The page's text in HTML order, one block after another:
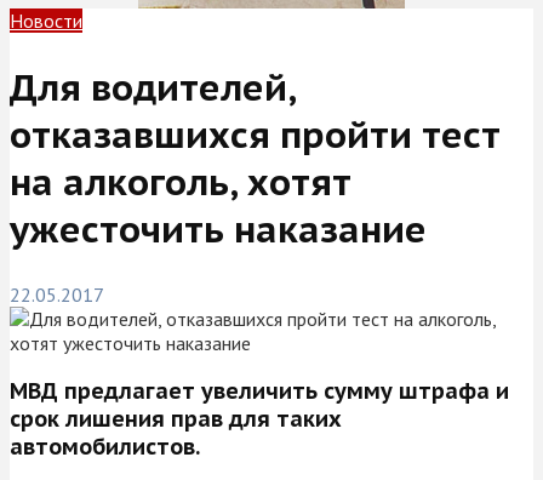
Новости
Для водителей,
отказавшихся пройти тест
на алкоголь, хотят
ужесточить наказание
22.05.2017
МВД предлагает увеличить сумму штрафа и
срок лишения прав для таких
автомобилистов.